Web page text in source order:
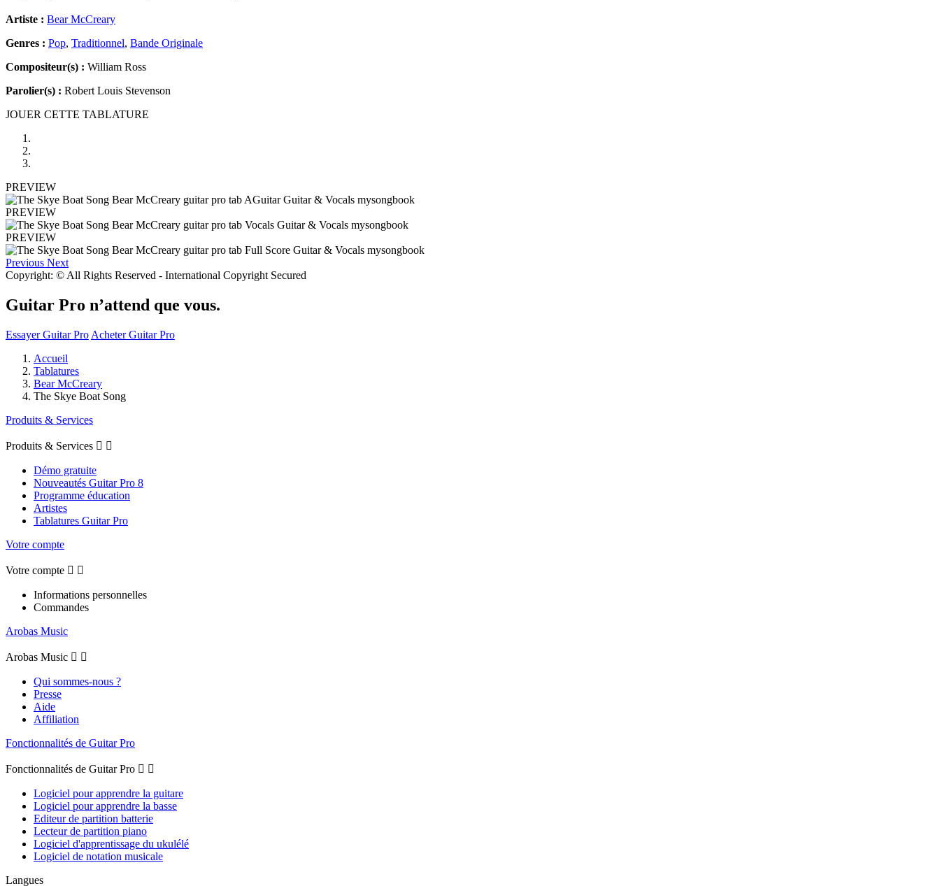
Artiste : Bear McCreary
Genres : Pop, Traditionnel, Bande Originale
Compositeur(s) : William Ross
Parolier(s) : Robert Louis Stevenson
JOUER CETTE TABLATURE
PREVIEW
PREVIEW
PREVIEW
Previous Next
Copyright: © All Rights Reserved - International Copyright Secured
Guitar Pro n’attend que vous.
Essayer Guitar Pro Acheter Guitar Pro
Accueil
Tablatures
Bear McCreary
The Skye Boat Song
Produits & Services
Produits & Services  
Démo gratuite
Nouveautés Guitar Pro 8
Programme éducation
Artistes
Tablatures Guitar Pro
Votre compte
Votre compte  
Informations personnelles
Commandes
Arobas Music
Arobas Music  
Qui sommes-nous ?
Presse
Aide
Affiliation
Fonctionnalités de Guitar Pro
Fonctionnalités de Guitar Pro  
Logiciel pour apprendre la guitare
Logiciel pour apprendre la basse
Editeur de partition batterie
Lecteur de partition piano
Logiciel d'apprentissage du ukulélé
Logiciel de notation musicale
Langues